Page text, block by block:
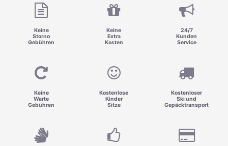
Keine
Storno
Gebühren
Keine
Extra
Kosten
24/7
Kunden
Service
Keine
Warte
Gebühren
Kostenlose
Kinder
Sitze
Kostenloser
Ski und
Gepäcktransport